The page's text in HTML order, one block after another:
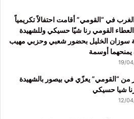
في “القومي” أقامت احتفالاً تكريمياً
القومي رنا شيّا حسيكي وللشهيدة
سوزان الخليل بحضور شعبي وحزبي مهيب
أوسمة
19/
من “القومي” يعزّي في بيصور بالشهيدة
شيا حسيكي
12/